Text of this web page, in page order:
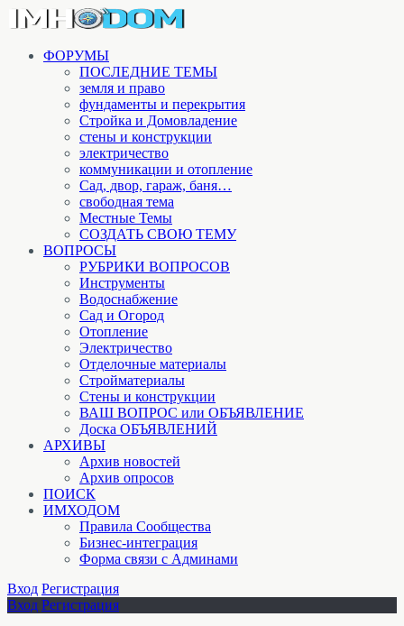
ФОРУМЫ
ПОСЛЕДНИЕ ТЕМЫ
земля и право
фундаменты и перекрытия
Стройка и Домовладение
стены и конструкции
электричество
коммуникации и отопление
Cад, двор, гараж, баня…
свободная тема
Местные Темы
СОЗДАТЬ СВОЮ ТЕМУ
ВОПРОСЫ
РУБРИКИ ВОПРОСОВ
Инструменты
Водоснабжение
Сад и Огород
Отопление
Электричество
Отделочные материалы
Стройматериалы
Стены и конструкции
ВАШ ВОПРОС или ОБЪЯВЛЕНИЕ
Доска ОБЪЯВЛЕНИЙ
АРХИВЫ
Архив новостей
Архив опросов
ПОИСК
ИМХОДОМ
Правила Сообщества
Бизнес-интеграция
Форма связи с Админами
Вход Регистрация
Вход Регистрация